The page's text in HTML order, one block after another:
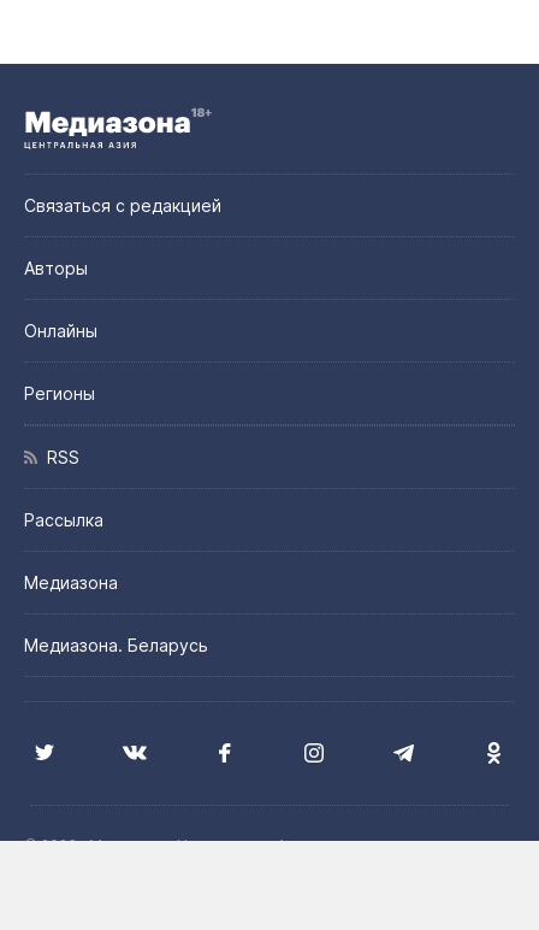
Связаться с редакцией
Авторы
Онлайны
Регионы
RSS
Рассылка
Медиазона
Медиазона. Беларусь
© 2026 «Медиазона Центральная Азия»